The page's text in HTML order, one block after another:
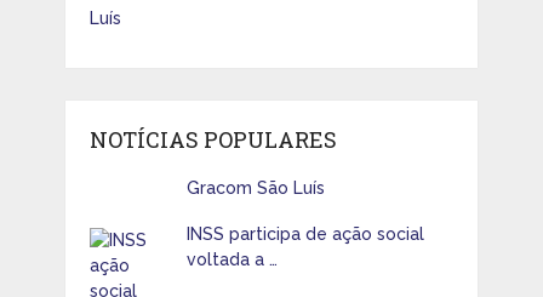
NOTÍCIAS POPULARES
Gracom São Luís
INSS participa de ação social
voltada a …